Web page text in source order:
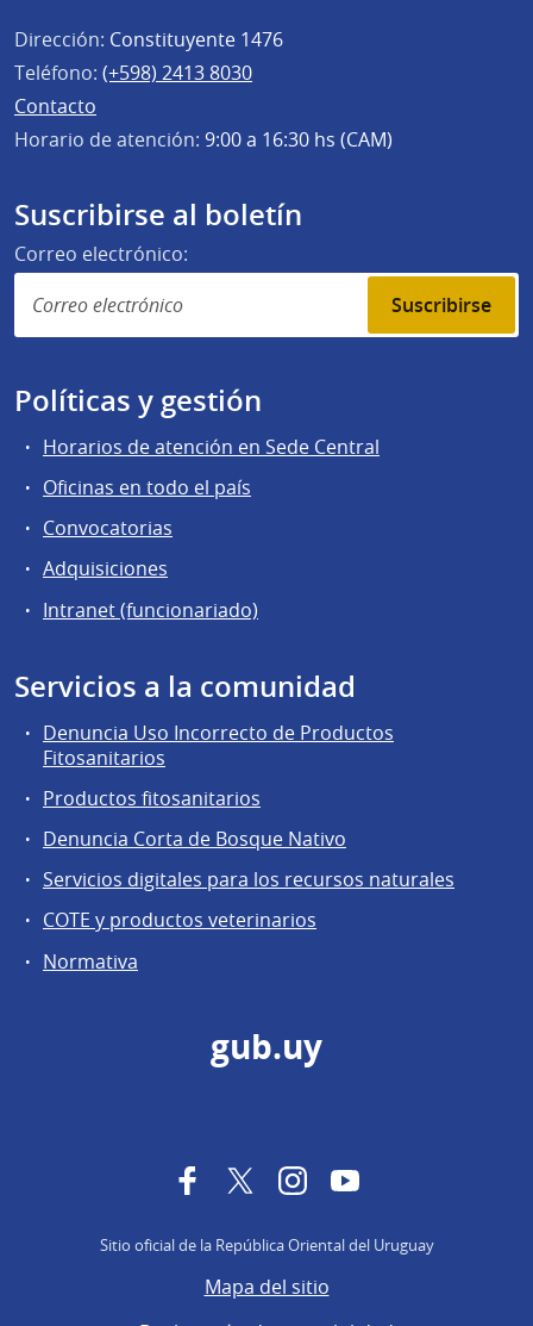
Dirección: Constituyente 1476
Teléfono: (+598) 2413 8030
Contacto
Horario de atención: 9:00 a 16:30 hs (CAM)
Suscribirse al boletín
Correo electrónico:
Suscribirse
Políticas y gestión
Horarios de atención en Sede Central
Oficinas en todo el país
Convocatorias
Adquisiciones
Intranet (funcionariado)
Servicios a la comunidad
Denuncia Uso Incorrecto de Productos
Fitosanitarios
Productos fitosanitarios
Denuncia Corta de Bosque Nativo
Servicios digitales para los recursos naturales
COTE y productos veterinarios
Normativa
gub.uy
FacebookTwitterInstagramYouTube
Sitio oficial de la República Oriental del Uruguay
Mapa del sitio